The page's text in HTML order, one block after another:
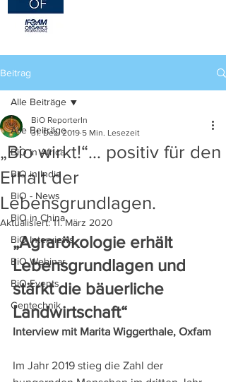
Beitrag
Alle Beiträge
BiO in Africa
BiO in India
BiO - News
BiO in China
BiO Interviews
BiO Webinar
BiO Events
Gentechnik
Alle Beiträge
„Bio wirkt!“… positiv für den
Erhalt der
Lebensgrundlagen.
BiO ReporterIn
31. Dez. 2019 5 Min. Lesezeit
Aktualisiert:11. März 2020
„Agrarökologie erhält
Lebensgrundlagen und
stärkt die bäuerliche
Landwirtschaft“
Interview mit Marita Wiggerthale, Oxfam
Im Jahr 2019 stieg die Zahl der